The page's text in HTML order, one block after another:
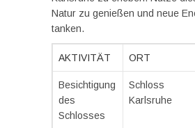
Natur zu genießen und neue
tanken.
AKTIVITÄT ORT
Besichtigung
des
Schlosses
Schloss
Karlsruhe